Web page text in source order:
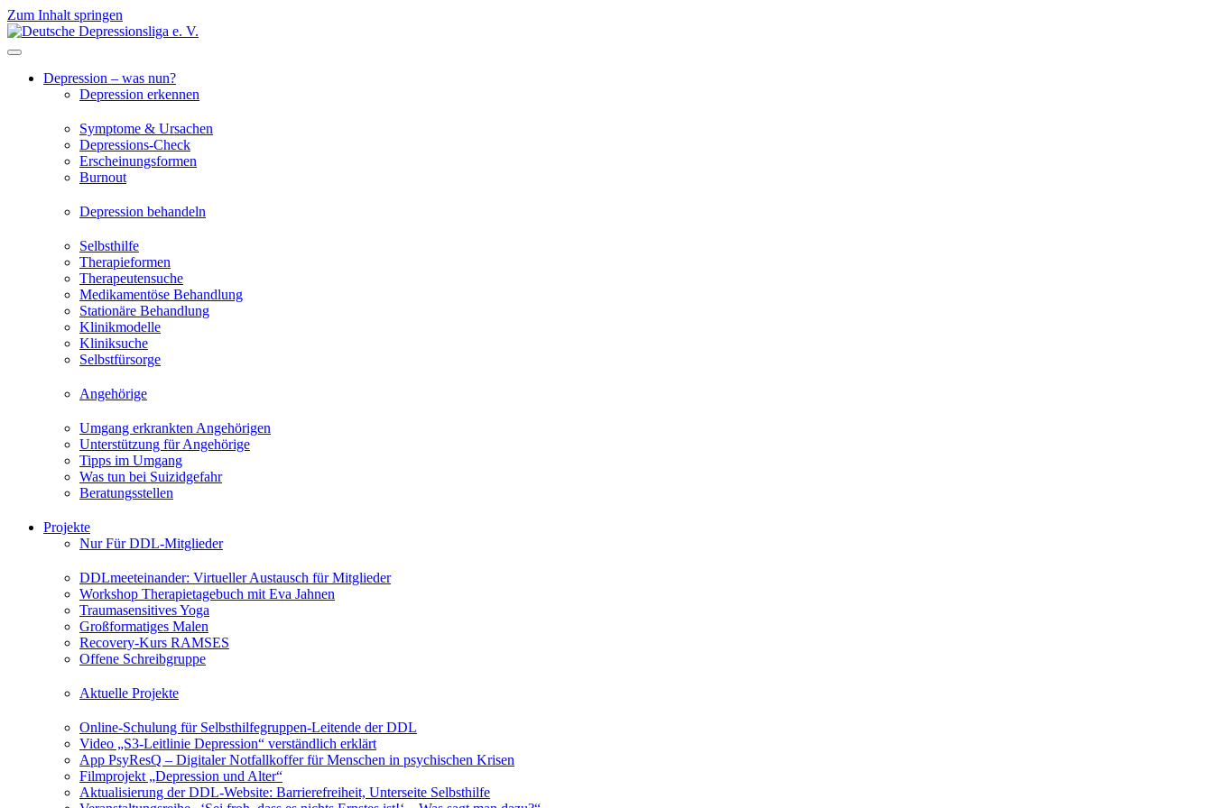
Zum Inhalt springen
Depression – was nun?
Depression erkennen
Symptome & Ursachen
Depressions-Check
Erscheinungsformen
Burnout
Depression behandeln
Selbsthilfe
Therapieformen
Therapeutensuche
Medikamentöse Behandlung
Stationäre Behandlung
Klinikmodelle
Kliniksuche
Selbstfürsorge
Angehörige
Umgang erkrankten Angehörigen
Unterstützung für Angehörige
Tipps im Umgang
Was tun bei Suizidgefahr
Beratungsstellen
Projekte
Nur Für DDL-Mitglieder
DDLmeeteinander: Virtueller Austausch für Mitglieder
Workshop Therapietagebuch mit Eva Jahnen
Traumasensitives Yoga
Großformatiges Malen
Recovery-Kurs RAMSES
Offene Schreibgruppe
Aktuelle Projekte
Online-Schulung für Selbsthilfegruppen-Leitende der DDL
Video „S3-Leitlinie Depression“ verständlich erklärt
App PsyResQ – Digitaler Notfallkoffer für Menschen in psychischen Krisen
Filmprojekt „Depression und Alter“
Aktualisierung der DDL-Website: Barrierefreiheit, Unterseite Selbsthilfe